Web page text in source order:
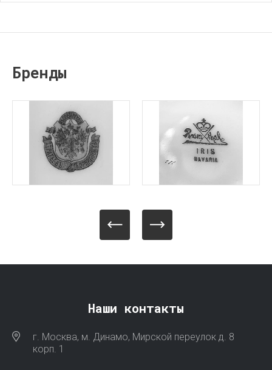
Бренды
Наши контакты
г. Москва, м. Динамо, Мирской переулок д. 8
корп. 1